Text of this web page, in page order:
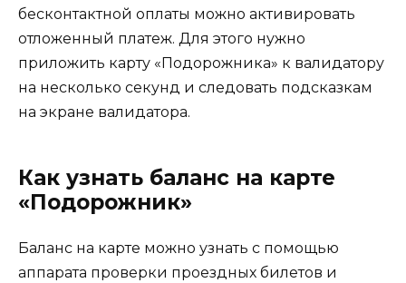
бесконтактной оплаты можно активировать
отложенный платеж. Для этого нужно
приложить карту «Подорожника» к валидатору
на несколько секунд и следовать подсказкам
на экране валидатора.
Как узнать баланс на карте
«Подорожник»
Баланс на карте можно узнать с помощью
аппарата проверки проездных билетов и